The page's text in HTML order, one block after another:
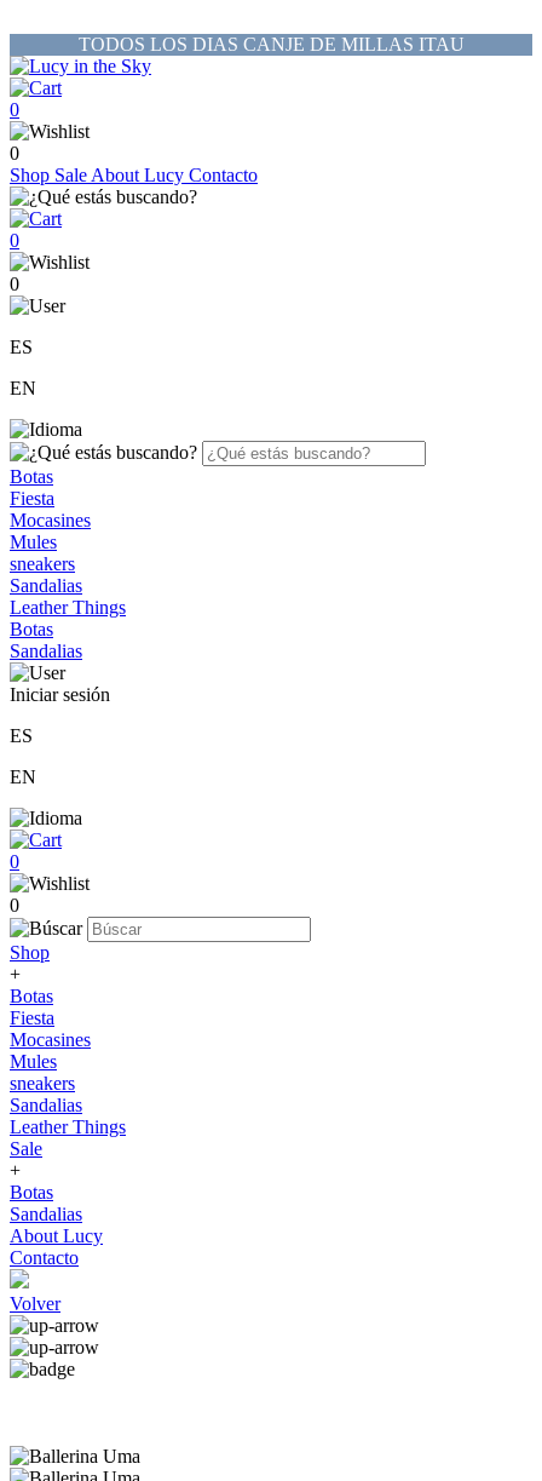
TODOS LOS DIAS CANJE DE MILLAS ITAU
0
0
Shop Sale About Lucy Contacto
0
0
ES
EN
Botas
Fiesta
Mocasines
Mules
sneakers
Sandalias
Leather Things
Botas
Sandalias
Iniciar sesión
ES
EN
0
0
Shop
+
Botas
Fiesta
Mocasines
Mules
sneakers
Sandalias
Leather Things
Sale
+
Botas
Sandalias
About Lucy
Contacto
Volver